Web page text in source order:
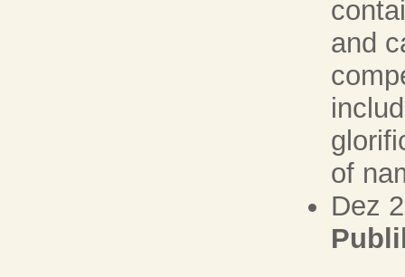
and
of
Dez